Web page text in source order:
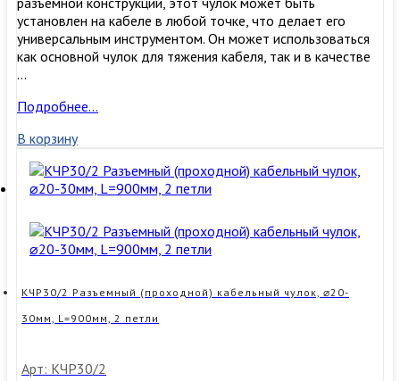
установлен на кабеле в любой точке, что делает его
универсальным инструментом. Он может использоваться
как основной чулок для тяжения кабеля, так и в качестве
…
КЧР20/2
(проходной)
кабельный
чулок,
⌀10-
L=900мм,
Подробнее…
В корзину
КЧР30/2 Разъемный (проходной) кабельный чулок, ⌀20-
30мм, L=900мм, 2 петли
Арт: КЧР30/2